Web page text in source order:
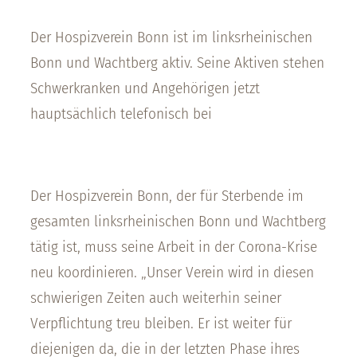
Der Hospizverein Bonn ist im linksrheinischen
Bonn und Wachtberg aktiv. Seine Aktiven stehen
Schwerkranken und Angehörigen jetzt
hauptsächlich telefonisch bei
Der Hospizverein Bonn, der für Sterbende im
gesamten linksrheinischen Bonn und Wachtberg
tätig ist, muss seine Arbeit in der Corona-Krise
neu koordinieren. „Unser Verein wird in diesen
schwierigen Zeiten auch weiterhin seiner
Verpflichtung treu bleiben. Er ist weiter für
diejenigen da, die in der letzten Phase ihres